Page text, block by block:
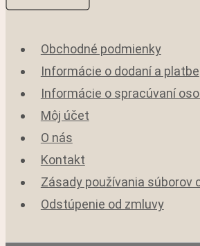
Obchodné podmienky
Informácie o dodaní a platbe
Informácie o spracúvaní
Môj účet
O nás
Kontakt
Zásady používania súborov
Odstúpenie od zmluvy